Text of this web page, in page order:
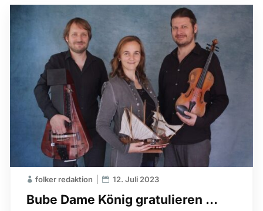
Bube Dame König gratulieren …
folker redaktion 12. Juli 2023